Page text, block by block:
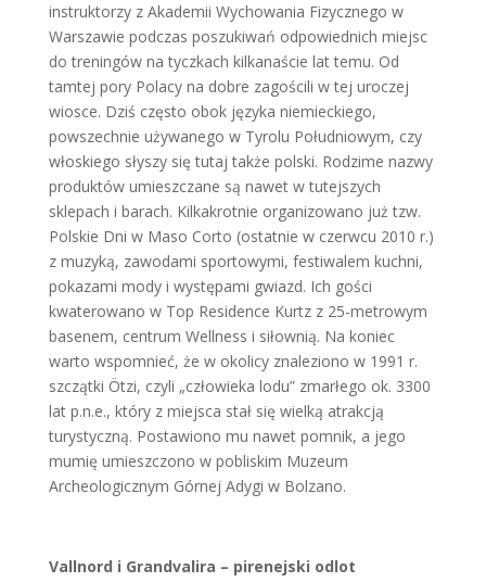
instruktorzy z Akademii Wychowania Fizycznego w
Warszawie podczas poszukiwań odpowiednich miejsc
do treningów na tyczkach kilkanaście lat temu. Od
tamtej pory Polacy na dobre zagościli w tej uroczej
wiosce. Dziś często obok języka niemieckiego,
powszechnie używanego w Tyrolu Południowym, czy
włoskiego słyszy się tutaj także polski. Rodzime nazwy
produktów umieszczane są nawet w tutejszych
sklepach i barach. Kilkakrotnie organizowano już tzw.
Polskie Dni w Maso Corto (ostatnie w czerwcu 2010 r.)
z muzyką, zawodami sportowymi, festiwalem kuchni,
pokazami mody i występami gwiazd. Ich gości
kwaterowano w Top Residence Kurtz z 25-metrowym
basenem, centrum Wellness i siłownią. Na koniec
warto wspomnieć, że w okolicy znaleziono w 1991 r.
szczątki Ötzi, czyli „człowieka lodu” zmarłego ok. 3300
lat p.n.e., który z miejsca stał się wielką atrakcją
turystyczną. Postawiono mu nawet pomnik, a jego
mumię umieszczono w pobliskim Muzeum
Archeologicznym Górnej Adygi w Bolzano.
Vallnord i Grandvalira – pirenejski odlot